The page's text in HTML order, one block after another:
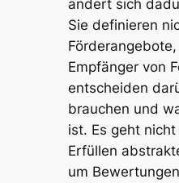
ändert sich
Sie definieren
Empfänger von
entscheiden
brauchen und
ist. Es geht
Erfüllen
um